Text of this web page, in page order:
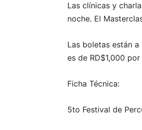
Las clínicas y
noche. El
Las boletas están
es de RD$1,000
Ficha Técnica:
5to Festival de